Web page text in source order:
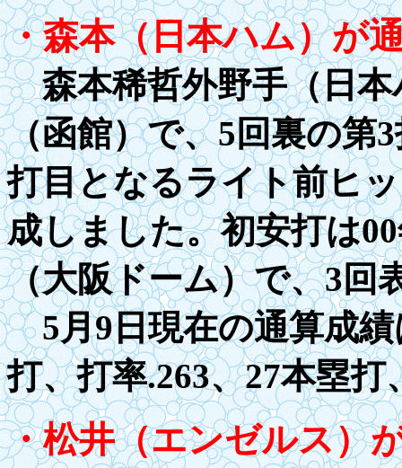
・森本（日本ハム）が
森本稀哲外野手（日本
（函館）で、5回裏の第
打目となるライト前ヒ
成しました。初安打は0
（大阪ドーム）で、3回
5月9日現在の通算成績
打、打率.263、27本塁打
・松井（エンゼルス）